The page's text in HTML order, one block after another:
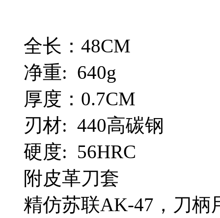
全长：48CM
净重: 640g
厚度：0.7CM
刃材: 440高碳钢
硬度: 56HRC
附皮革刀套
精仿苏联AK-47，刀柄